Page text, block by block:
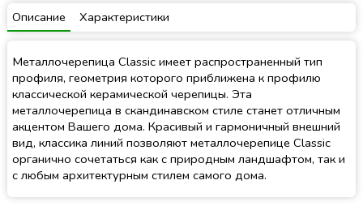
Описание Характеристики
Металлочерепица Classic имеет распространенный тип
профиля, геометрия которого приближена к профилю
классической керамической черепицы. Эта
металлочерепица в скандинавском стиле станет отличным
акцентом Вашего дома. Красивый и гармоничный внешний
вид, классика линий позволяют металлочерепице Classic
органично сочетаться как с природным ландшафтом, так и
с любым архитектурным стилем самого дома.